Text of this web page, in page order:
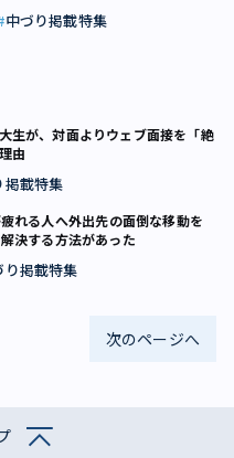
中づり掲載特集
生が、対面よりウェブ面接を「絶
由
掲載特集
れる人へ――外出先の面倒な移動を
決する方法があった
り掲載特集
次のページへ